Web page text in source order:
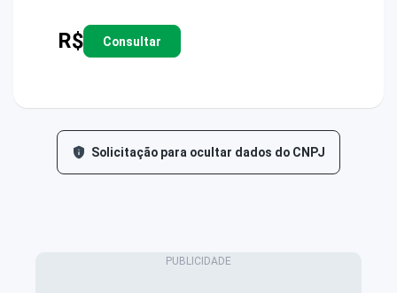
R$ Consultar
Solicitação para ocultar dados do CNPJ